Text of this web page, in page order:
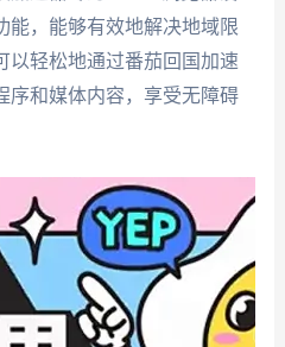
能，能够有效地解决地域限
以轻松地通过番茄回国加速
序和媒体内容，享受无障碍